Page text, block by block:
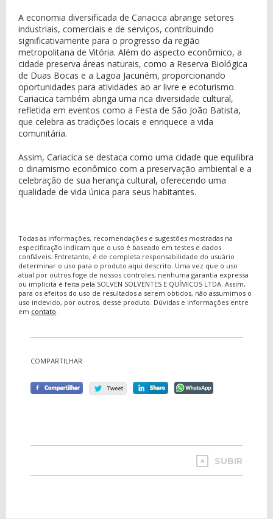
A economia diversificada de Cariacica abrange setores
industriais, comerciais e de serviços, contribuindo
significativamente para o progresso da região
metropolitana de Vitória. Além do aspecto econômico, a
cidade preserva áreas naturais, como a Reserva Biológica
de Duas Bocas e a Lagoa Jacuném, proporcionando
oportunidades para atividades ao ar livre e ecoturismo.
Cariacica também abriga uma rica diversidade cultural,
refletida em eventos como a Festa de São João Batista,
que celebra as tradições locais e enriquece a vida
comunitária.
Assim, Cariacica se destaca como uma cidade que equilibra
o dinamismo econômico com a preservação ambiental e a
celebração de sua herança cultural, oferecendo uma
qualidade de vida única para seus habitantes.
Todas as informações, recomendações e sugestões mostradas na
especificação indicam que o uso é baseado em testes e dados
confiáveis. Entretanto, é de completa responsabilidade do usuário
determinar o uso para o produto aqui descrito. Uma vez que o uso
atual por outros foge de nossos controles, nenhuma garantia expressa
ou implícita é feita pela SOLVEN SOLVENTES E QUÍMICOS LTDA. Assim,
para os efeitos do uso de resultados a serem obtidos, não assumimos o
uso indevido, por outros, desse produto. Dúvidas e informações entre
em contato.
COMPARTILHAR
SUBIR